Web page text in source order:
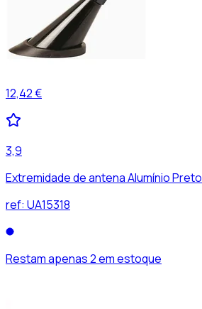
12,42 €
3,9
Extremidade de antena Alumínio Preto
ref: UA15318
Restam apenas 2 em estoque